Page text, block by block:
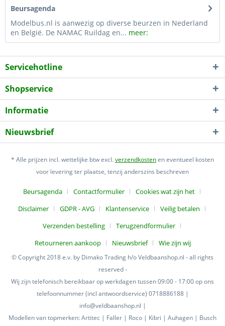
Beursagenda
Modelbus.nl is aanwezig op diverse beurzen in Nederland
en België. De NAMAC Ruildag en... meer:
Servicehotline
Shopservice
Informatie
Nieuwsbrief
* Alle prijzen incl. wettelijke btw excl.verzendkostenen eventueel kosten
voor levering ter plaatse, tenzij anderszins beschreven
Beursagenda Contactformulier
Cookies wat zijn het
Disclaimer
GDPR - AVG Klantenservice
Veilig betalen
Verzenden bestelling
Terugzendformulier
Retourneren aankoop
Nieuwsbrief Wie zijn wij
© Copyright 2018 e.v. by Dimako Trading h/o Veldbaanshop.nl - all rights
reserved -
Wij zijn telefonisch bereikbaar op werkdagen tussen 09:00 - 17:00 op ons
telefoonnummer (incl antwoordservice) 0718886188 |
info@veldbaanshop.nl |
Modellen van topmerken: Artitec | Faller | Roco | Kibri | Auhagen | Busch